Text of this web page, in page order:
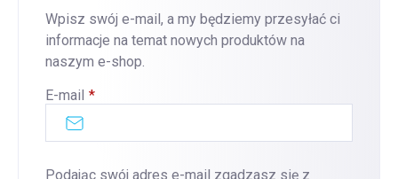
Wpisz swój e-mail, a my będziemy przesyłać ci
informacje na temat nowych produktów na
naszym e-shop.
E-mail
Podając swój adres e-mail zgadzasz się z